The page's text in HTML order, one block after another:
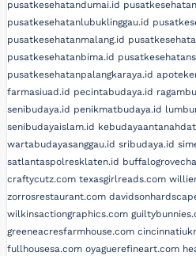
pusatkesehatandumai.id
pusatkesehatanlubuklinggau.id
pusatkesehatanmalang.id
pusatkesehatanbima.id
pusatkesehatanpalangkaraya.id
farmasiuad.id pecintabudaya.id
senibudaya.id penikmatbudaya.id
senibudayaislam.id
wartabudayasanggau.id sribudaya.id
satlantaspolresklaten.id
craftycutz.com texasgirlreads.com
zorrosrestaurant.com
wilkinsactiongraphics.com
greeneacresfarmhouse.com
fullhousesa.com oyaguerefineart.com